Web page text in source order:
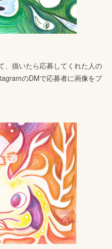
、描いたら応募してくれた人の
のDMで応募者に画像をプ